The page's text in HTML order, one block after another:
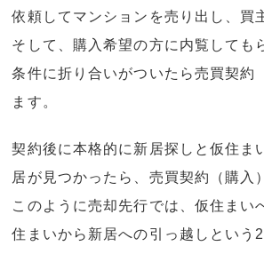
依頼してマンションを売り出し、買
そして、購入希望の方に内覧しても
条件に折り合いがついたら売買契約
ます。
契約後に本格的に新居探しと仮住ま
居が見つかったら、売買契約（購入
このように売却先行では、仮住まい
住まいから新居への引っ越しという